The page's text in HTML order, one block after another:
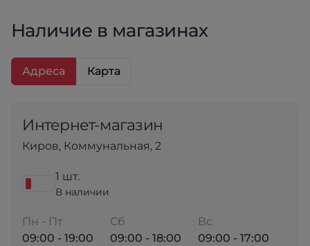
Наличие в магазинах
Адреса Карта
Интернет-магазин
Киров, Коммунальная, 2
1 шт.
В наличии
Пн - Пт
09:00 - 19:00
Сб
09:00 - 18:00
Вс
09:00 - 17:00